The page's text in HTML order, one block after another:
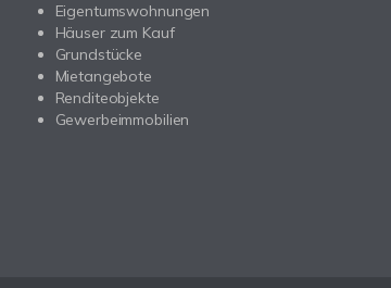
Eigentumswohnungen
Häuser zum Kauf
Grundstücke
Mietangebote
Renditeobjekte
Gewerbeimmobilien